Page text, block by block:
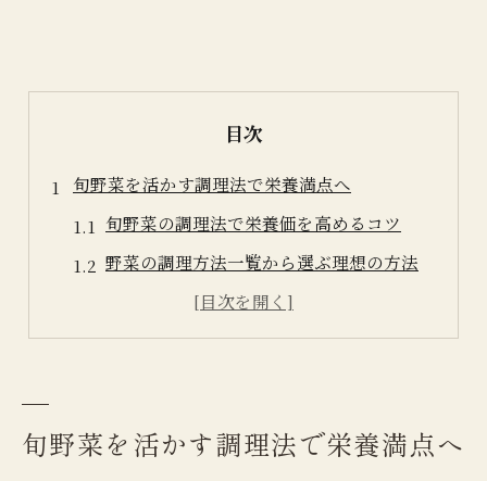
目次
旬野菜を活かす調理法で栄養満点へ
旬野菜の調理法で栄養価を高めるコツ
野菜の調理方法一覧から選ぶ理想の方法
旬野菜を美味しく味わう調理の極意とは
野菜の栄養を逃がさない調理法を実践
野菜は生と加熱どちらが健康的か比較
旬野菜を活かす調理法で栄養満点へ